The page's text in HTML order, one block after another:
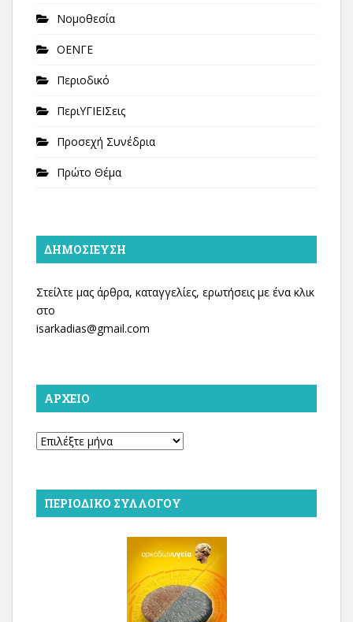
Νομοθεσία
ΟΕΝΓΕ
Περιοδικό
ΠεριΥΓΙΕΙΣεις
Προσεχή Συνέδρια
Πρώτο Θέμα
ΔΗΜΟΣΊΕΥΣΗ
Στείλτε μας άρθρα, καταγγελίες, ερωτήσεις με ένα κλικ
στο
isarkadias@gmail.com
ΑΡΧΕΊΟ
Αρχείο
ΠΕΡΙΟΔΙΚΌ ΣΥΛΛΌΓΟΥ